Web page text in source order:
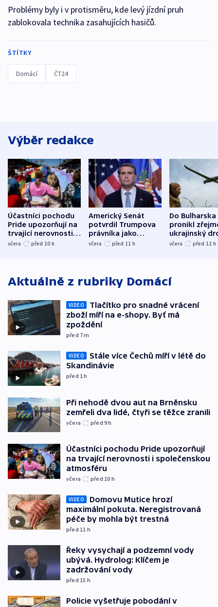
Problémy byly i v protisměru, kde levý jízdní pruh
zablokovala technika zasahujících hasičů.
ŠTÍTKY
Domácí ČT24
Výběr redakce
Účastníci pochodu
Pride upozorňují na
trvající nerovnosti i
společenskou
včera před 10 h
Americký Senát
potvrdil Trumpova
právníka jako
ministra
včera před 11 h
Do Bulharska
pronikl
ukrajinský
explodoval
včera před 12 h
Aktuálně z rubriky Domácí
VIDEO
Tlačítko pro snadné vrácení
zboží míří na e-shopy. Byť má
zpoždění
před 7m
VIDEO
Stále více Čechů míří v létě do
Skandinávie
před 1h
Při nehodě dvou aut na Brněnsku
zemřeli dva lidé, čtyři se těžce zranili
včera před 9h
Účastníci pochodu Pride upozorňují
na trvající nerovnosti i společenskou
atmosféru
včera před 10 h
VIDEO
Domovu Mutice hrozí
maximální pokuta. Neregistrovaná
péče by mohla být trestná
před 11 h
Řeky vysychají a podzemní vody
ubývá. Hydrolog: Klíčem je
zadržování vody
před 15 h
Policie vyšetřuje pobodání v